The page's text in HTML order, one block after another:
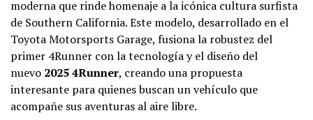
moderna que rinde homenaje a la icónica cultura surfista
de Southern California. Este modelo, desarrollado en el
Toyota Motorsports Garage, fusiona la robustez del
primer 4Runner con la tecnología y el diseño del
nuevo 2025 4Runner, creando una propuesta
interesante para quienes buscan un vehículo que
acompañe sus aventuras al aire libre.